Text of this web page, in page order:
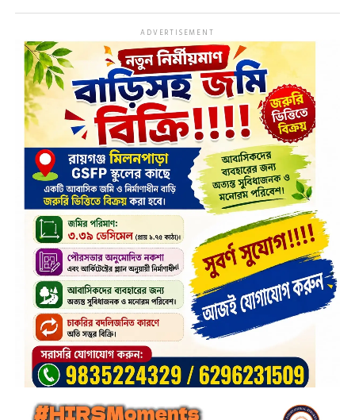
ADVERTISEMENT